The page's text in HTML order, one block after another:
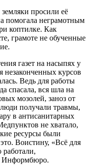
просили её
помогала неграмотным
коптилке. Как
грамоте не обученные
газет на насыпях у
незаконченных курсов
Ведь для работы
спасала, вся шла на
мозолей, заноз от
получали травмы,
в антисанитарных
не хватало,
ресурсы были
Воистину, «Всё для
Информбюро.